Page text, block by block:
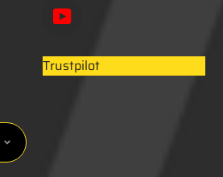
YOUTUBE
Trustpilot